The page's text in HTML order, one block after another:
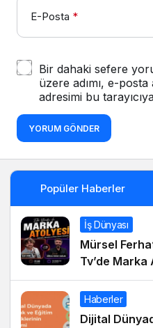
E-Posta *
Bir dahaki sefere
üzere adımı, e-
adresimi bu
YORUM GÖNDER
Popüler Haberler
İş Dünyası
Mürsel
Tv’de Marka
Konuk Oldu
Haberler
Dijital